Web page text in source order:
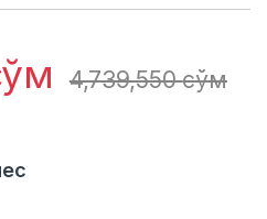
4,739,550сўм